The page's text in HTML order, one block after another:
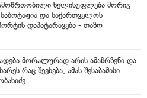
ხელისუფლება მორიგ
და საქართველოს
დაპატარავება - თაზო
მორალურად არის ამაზრზენი და
რაც შეეხება, ამას შესაბამისი